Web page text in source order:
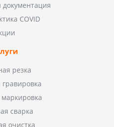
документация
COVID
резка
сварка
очистка